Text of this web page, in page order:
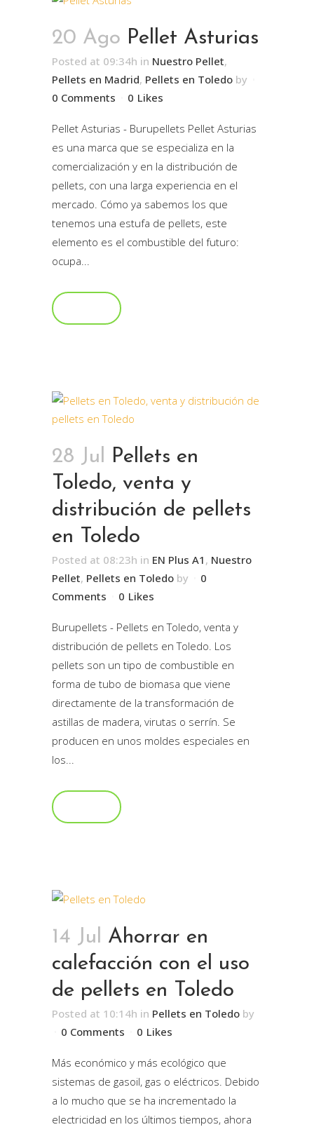
20 Ago Pellet Asturias
Posted at 09:34h in Nuestro Pellet,
Pellets en Madrid, Pellets en Toledo by
0 Comments
0 Likes
Pellet Asturias - Burupellets Pellet Asturias
es una marca que se especializa en la
comercialización y en la distribución de
pellets, con una larga experiencia en el
mercado. Cómo ya sabemos los que
tenemos una estufa de pellets, este
elemento es el combustible del futuro:
ocupa...
28 Jul Pellets en
Toledo, venta y
distribución de pellets
en Toledo
Posted at 08:23h in EN Plus A1 , Nuestro
Pellet, Pellets en Toledo by
0
Comments
0 Likes
Burupellets - Pellets en Toledo, venta y
distribución de pellets en Toledo. Los
pellets son un tipo de combustible en
forma de tubo de biomasa que viene
directamente de la transformación de
astillas de madera, virutas o serrín. Se
producen en unos moldes especiales en
los...
14 Jul Ahorrar en
calefacción con el uso
de pellets en Toledo
Posted at 10:14h in Pellets en Toledo by
0 Comments
0 Likes
Más económico y más ecológico que
sistemas de gasoil, gas o eléctricos. Debido
a lo mucho que se ha incrementado la
electricidad en los últimos tiempos, ahora